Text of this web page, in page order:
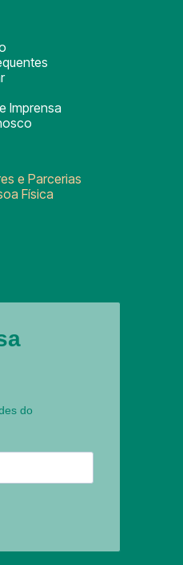
Imprensa
e Parcerias
Física